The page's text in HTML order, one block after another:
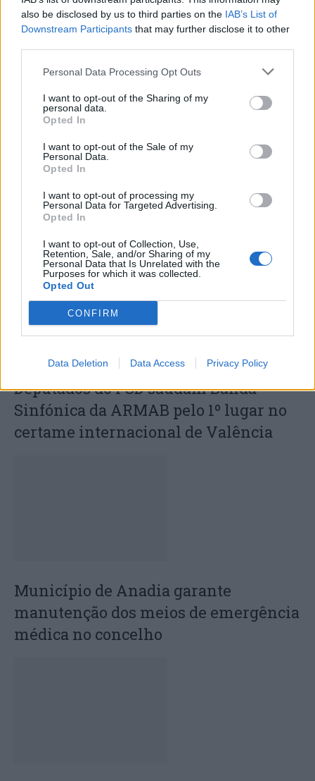
also be disclosed by us to third parties on the IAB’s List of
Downstream Participants that may further disclose it to other
Personal Data Processing Opt Outs
I want to opt-out of the Sharing of my
personal data.
Opted In
I want to opt-out of the Sale of my
Personal Data.
Opted In
I want to opt-out of processing my
Personal Data for Targeted Advertising.
Opted In
I want to opt-out of Collection, Use,
Retention, Sale, and/or Sharing of my
Personal Data that Is Unrelated with the
Purposes for which it was collected.
Opted Out
CONFIRM
Data Deletion Data Access Privacy Policy
Artigo anterior
Oficiais de Justiça pedem
Estado
Próximo artigo
referência nacional aos 60
Deputados do PSD saúdam Banda
Sinfónica da ARMAB pelo 1º lugar no
certame internacional de Valência
Município de Anadia garante
manutenção dos meios de emergência
médica no concelho